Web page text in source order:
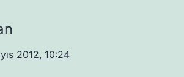
2012, 10:24